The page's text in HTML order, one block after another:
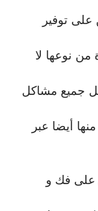
على توفير
من نوعها لا
جميع مشاكل
منها أيضا عبر
على فك و